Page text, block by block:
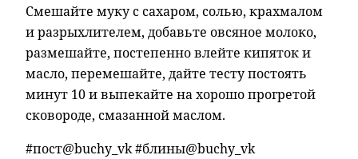
Смешайте муку с сахаром, солью, крахмалом
и разрыхлителем, добавьте овсяное молоко,
размешайте, постепенно влейте кипяток и
масло, перемешайте, дайте тесту постоять
минут 10 и выпекайте на хорошо прогретой
сковороде, смазанной маслом.
#пост@buchy_vk #блины@buchy_vk